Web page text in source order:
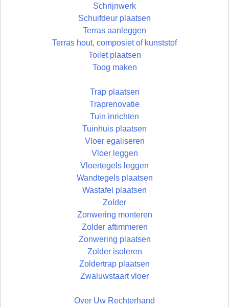
Schrijnwerk
Schuifdeur plaatsen
Terras aanleggen
Terras hout, composiet of kunststof
Toilet plaatsen
Toog maken
Trap plaatsen
Traprenovatie
Tuin inrichten
Tuinhuis plaatsen
Vloer egaliseren
Vloer leggen
Vloertegels leggen
Wandtegels plaatsen
Wastafel plaatsen
Zolder
Zonwering monteren
Zolder aftimmeren
Zonwering plaatsen
Zolder isoleren
Zoldertrap plaatsen
Zwaluwstaart vloer
Over Uw Rechterhand